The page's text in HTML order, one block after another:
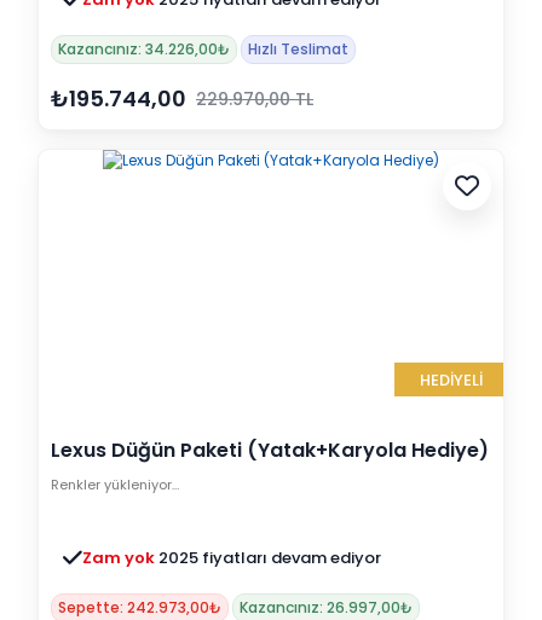
Kazancınız: 34.226,00₺ Hızlı Teslimat
₺195.744,00 229.970,00 TL
HEDİYELİ
Lexus Düğün Paketi (Yatak+Karyola Hediye)
Renkler yükleniyor…
Zam yok 2025 fiyatları devam ediyor
Sepette: 242.973,00₺
Kazancınız: 26.997,00₺